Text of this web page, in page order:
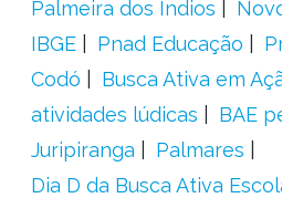
Palmeira dos Índios
IBGE
Pnad Educação
Codó
Busca Ativa em
atividades lúdicas
BAE
Juripiranga
Palmares
Dia D da Busca Ativa